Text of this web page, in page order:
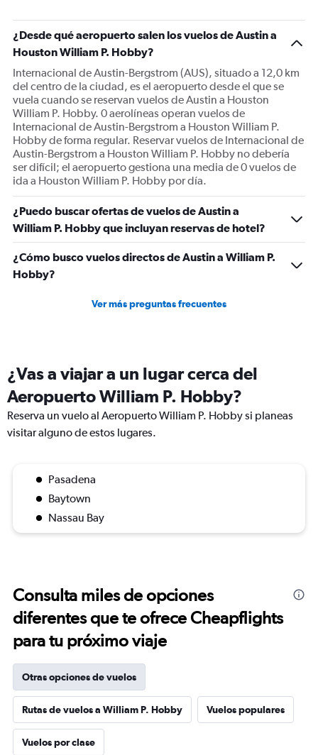
has
2
Y
displaying
Avg.
Price
and
Number
of
flights.
¿Desde qué aeropuerto salen los vuelos de Austin a
Houston William P. Hobby?
Internacional de Austin-Bergstrom (AUS), situado a 12,0 km
del centro de la ciudad, es el aeropuerto desde el que se
vuela cuando se reservan vuelos de Austin a Houston
William P. Hobby. 0 aerolíneas operan vuelos de
Internacional de Austin-Bergstrom a Houston William P.
Hobby de forma regular. Reservar vuelos de Internacional de
Austin-Bergstrom a Houston William P. Hobby no debería
ser difícil; el aeropuerto gestiona una media de 0 vuelos de
ida a Houston William P. Hobby por día.
¿Puedo buscar ofertas de vuelos de Austin a
William P. Hobby que incluyan reservas de hotel?
¿Cómo busco vuelos directos de Austin a William P.
Hobby?
Ver más preguntas frecuentes
¿Vas a viajar a un lugar cerca del
Aeropuerto William P. Hobby?
Reserva un vuelo al Aeropuerto William P. Hobby si planeas
visitar alguno de estos lugares.
Pasadena
Baytown
Nassau Bay
Consulta miles de opciones
diferentes que te ofrece Cheapflights
para tu próximo viaje
Otras opciones de vuelos
Rutas de vuelos a William P. Hobby Vuelos populares
Vuelos por clase